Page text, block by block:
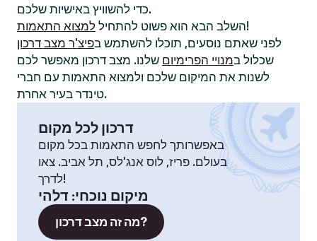
כדי להשוויץ באישיות שלכם.
השלב הבא הוא פשוט להתחיל למצוא התאמות
!
לפני שאתם נוסעים, תוכלו להשתמש בפיצ'ר מצב דרכון
שכלול במנויי הפרימיום שלנו. מצב דרכון מאפשר לכם
לשנות את המיקום שלכם ולמצוא התאמות עם חברי
טינדר בעיר אחרת.
דרכון לכל מקום
באפשרותך לחפש התאמות בכל מקום
בעולם. פריז, לוס אנג'לס, תל אביב. צאו
לדרך!
מיקום נוכחי: דלהי
מה זה מצב דרכון?